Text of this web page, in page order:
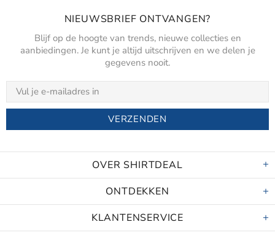
NIEUWSBRIEF ONTVANGEN?
Blijf op de hoogte van trends, nieuwe collecties en
aanbiedingen. Je kunt je altijd uitschrijven en we delen je
gegevens nooit.
OVER SHIRTDEAL
ONTDEKKEN
KLANTENSERVICE